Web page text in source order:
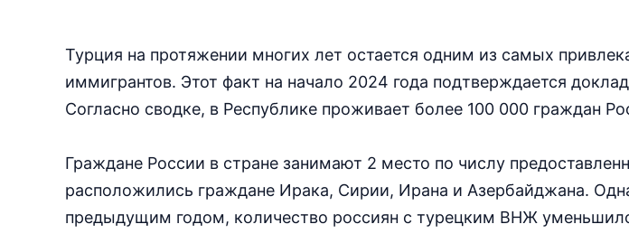
Турция на протяжении многих лет остается одним из самых
иммигрантов. Этот факт на начало 2024 года подтверждается
Согласно сводке, в Республике проживает более 100 000 граждан
Граждане России в стране занимают 2 место по числу
расположились граждане Ирака, Сирии, Ирана и Азербайджана.
предыдущим годом, количество россиян с турецким ВНЖ